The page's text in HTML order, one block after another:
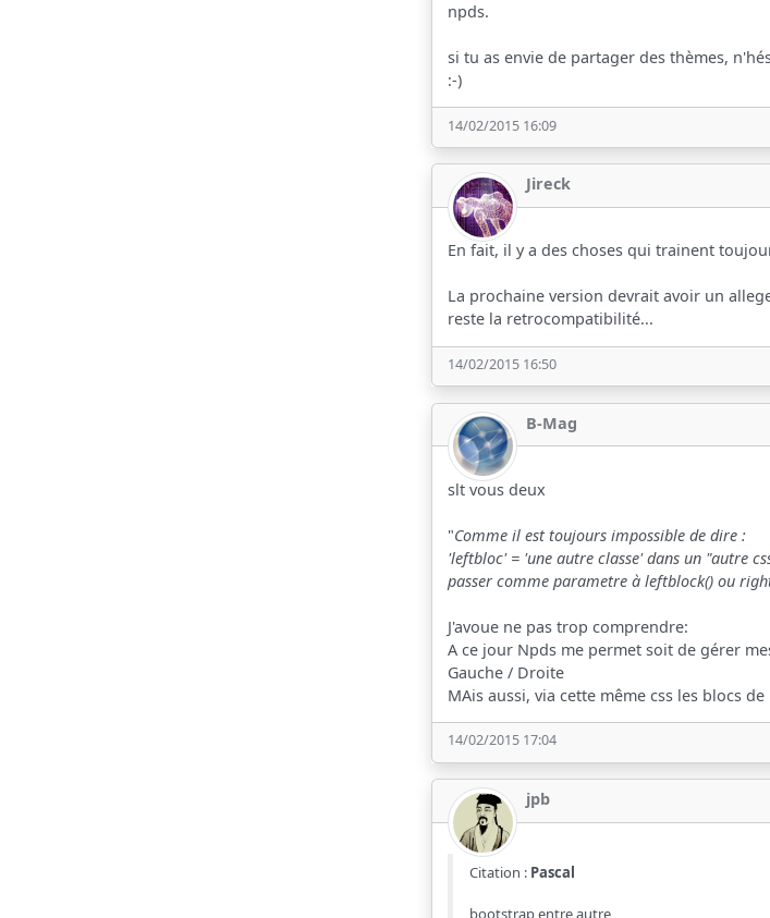
npds.
si tu as envie de partager des thèmes,
:-)
14/02/2015 16:09
Jireck
En fait, il y a des choses qui trainent
La prochaine version devrait avoir un
reste la retrocompatibilité...
14/02/2015 16:50
B-Mag
slt vous deux
"Comme il est toujours impossible de dire :
'leftbloc' = 'une autre classe' dans un "autre
passer comme parametre à leftblock() ou
J'avoue ne pas trop comprendre:
A ce jour Npds me permet soit de gérer
Gauche / Droite
MAis aussi, via cette même css les blocs
14/02/2015 17:04
jpb
Citation : Pascal
bootstrap entre autre